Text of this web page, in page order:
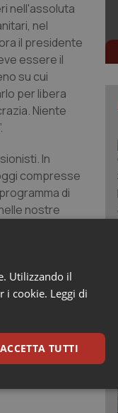
nell'assoluta
nel
il presidente
essere il
su cui
per libera
Niente
In
compresse
di
nostre
del
di avviare
già a
svolto
in molti
Utilizzando il
i cookie. Leggi di
ACCETTA TUTTI